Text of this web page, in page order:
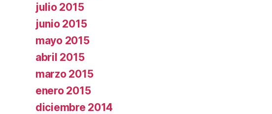
julio 2015
junio 2015
mayo 2015
abril 2015
marzo 2015
enero 2015
diciembre 2014